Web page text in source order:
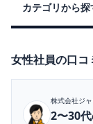
カテゴリから探
女性社員の口コ
株式会社ジ
2〜30